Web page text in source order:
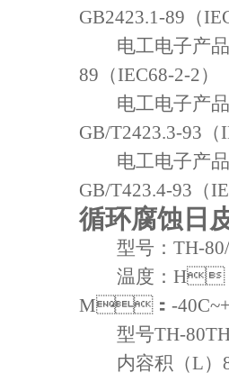
GB2423.1-89（
电工电子产品
89（IEC68-2-2）
电工电子产品
GB/T2423.3-93（
电工电子产品
GB/T423.4-93（
循环腐蚀日
型号：TH-80/
温度：
M：-
型号TH-80TH-
内容积（L）